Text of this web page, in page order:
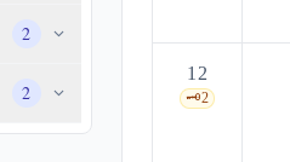
2
2
12
🗝️2